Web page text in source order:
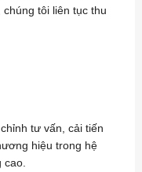
tôi liên tục thu
tư vấn, cải tiến
hiệu trong hệ